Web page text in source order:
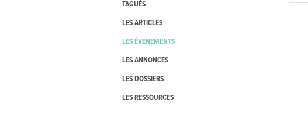
TAGUÉS
LES ARTICLES
LES ÉVÉNEMENTS
LES ANNONCES
LES DOSSIERS
LES RESSOURCES